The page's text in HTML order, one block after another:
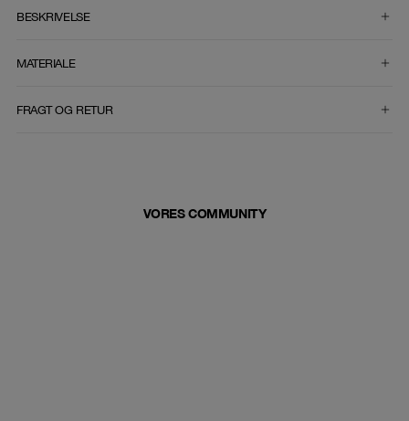
BESKRIVELSE
MATERIALE
FRAGT OG RETUR
VORES COMMUNITY